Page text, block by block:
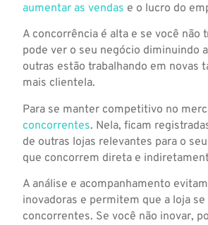
aumentar as vendas e o lucro do
A concorrência é alta e se você
pode ver o seu negócio diminuindo
outras estão trabalhando em novas
mais clientela.
Para se manter competitivo no
concorrentes. Nela, ficam
de outras lojas relevantes para o
que concorrem direta e
A análise e acompanhamento
inovadoras e permitem que a loja
concorrentes. Se você não inovar,